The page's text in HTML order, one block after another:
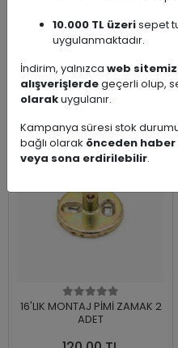
Similar Products
16'LIK MONTAJ PİMİ ZAMAK 2
ADET
10.000 TL üzerisepet
uygulanmaktadır.
İndirim, yalnızca web
alışverişlerdegeçerli olup,
olarakuygulanır.
Kampanya süresi stok
bağlı olarak önceden
veya sona erdirilebilir.